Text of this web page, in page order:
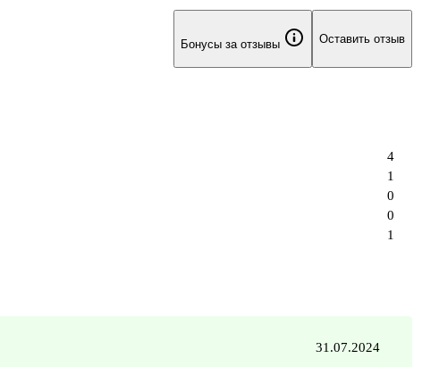
Бонусы за отзывы Оставить отзыв
1
0
0
1
4
31.07.2024